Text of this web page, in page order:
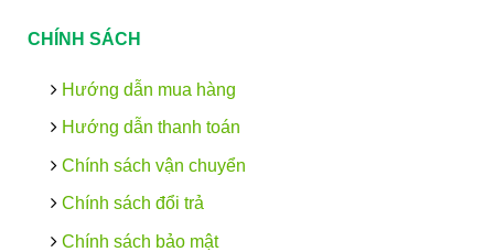
CHÍNH SÁCH
Hướng dẫn mua hàng
Hướng dẫn thanh toán
Chính sách vận chuyển
Chính sách đổi trả
Chính sách bảo mật